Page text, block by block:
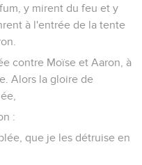
y mirent du feu et y
à l'entrée de la tente
contre Moïse et Aaron, à
Alors la gloire de
:
que je les détruise en